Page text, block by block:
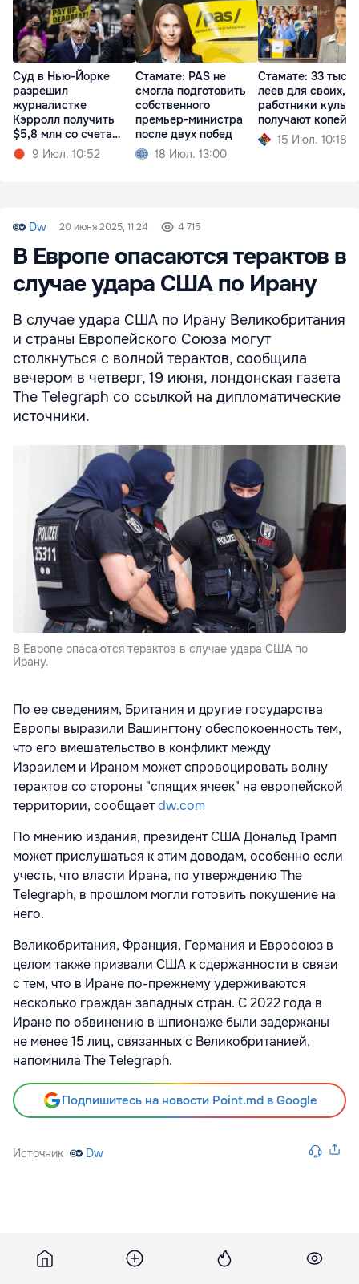
Суд в Нью-Йорке
разрешил
журналистке
Кэрролл получить
$5,8 млн со счета
Трампа9 Июл. 10:52
Стамате: PAS не
смогла подготовить
собственного
премьер-министра
после двух побед
18 Июл. 13:00
Стамате: 33
леев для своих, а
работники
получают
15 Июл. 10:18
Dw 20 июня 2025, 11:24 4 715
В Европе опасаются терактов в
случае удара США по Ирану
В случае удара США по Ирану Великобритания
и страны Европейского Союза могут
столкнуться с волной терактов, сообщила
вечером в четверг, 19 июня, лондонская газета
The Telegraph со ссылкой на дипломатические
источники.
В Европе опасаются терактов в случае удара США по
Ирану.
По ее сведениям, Британия и другие государства
Европы выразили Вашингтону обеспокоенность тем,
что его вмешательство в конфликт между
Израилем и Ираном может спровоцировать волну
терактов со стороны "спящих ячеек" на европейской
территории, сообщаетdw.com
По мнению издания, президент США Дональд Трамп
может прислушаться к этим доводам, особенно если
учесть, что власти Ирана, по утверждению The
Telegraph, в прошлом могли готовить покушение на
него.
Великобритания, Франция, Германия и Евросоюз в
целом также призвали США к сдержанности в связи
с тем, что в Иране по-прежнему удерживаются
несколько граждан западных стран. С 2022 года в
Иране по обвинению в шпионаже были задержаны
не менее 15 лиц, связанных с Великобританией,
напомнила The Telegraph.
Подпишитесь на новости Point.md в Google
Источник Dw